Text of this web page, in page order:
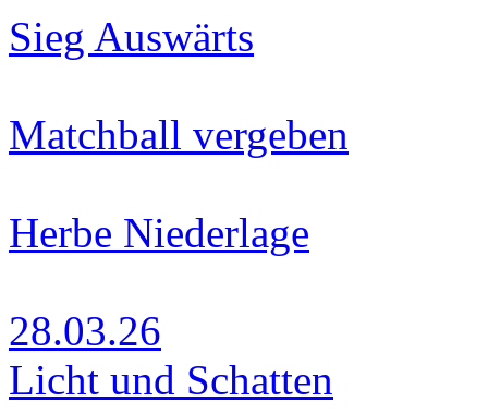
Sieg Auswärts
Matchball vergeben
Herbe Niederlage
28.03.26
Licht und Schatten